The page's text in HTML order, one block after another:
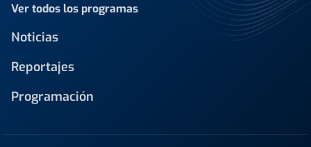
Ver todos los programas
Noticias
Reportajes
Programación